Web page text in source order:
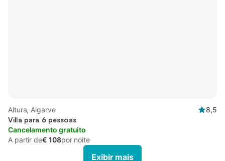
Altura, Algarve
8,5
Villa para 6 pessoas
Cancelamento gratuito
A partir de€ 108por noite
Exibir mais